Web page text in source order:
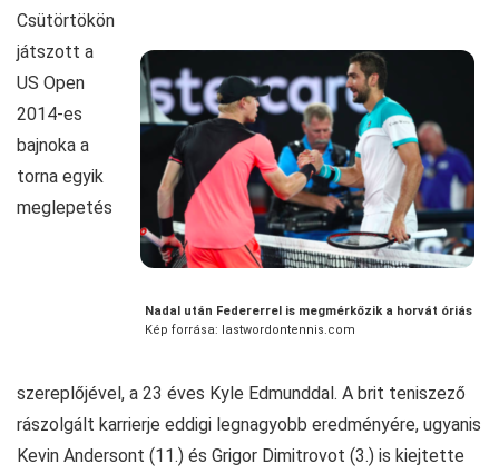
Nadal után Federerrel is megmérkőzik a horvát óriás
Kép forrása: lastwordontennis.com
Csütörtökön
játszott a
US Open
2014-es
bajnoka a
torna egyik
meglepetés
szereplőjével, a 23 éves Kyle Edmunddal. A brit teniszező
rászolgált karrierje eddigi legnagyobb eredményére, ugyanis
Kevin Andersont (11.) és Grigor Dimitrovot (3.) is kiejtette